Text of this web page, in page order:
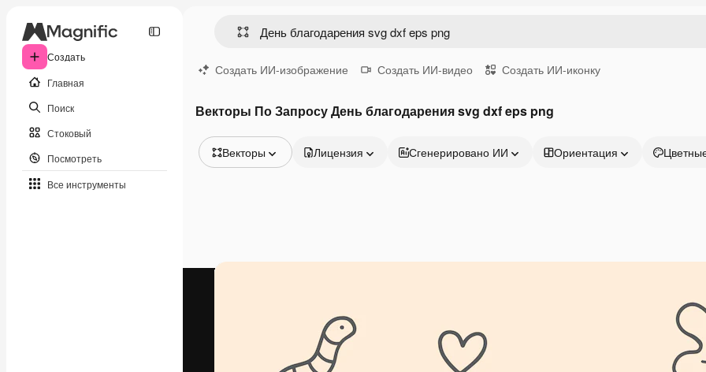
Создать
Главная
Поиск
Стоковый
Посмотреть
Все инструменты
Создать ИИ-изображение Создать ИИ-видео Создать ИИ-иконку
Векторы По Запросу День благодарения svg dxf eps png
Векторы
Видео
Лицензия Сгенерировано ИИ Ориентация
Креативная платформа для создания